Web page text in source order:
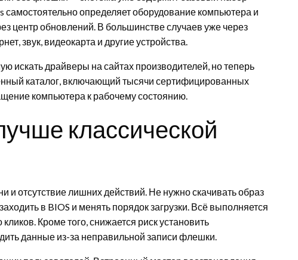
самостоятельно определяет оборудование компьютера и
центр обновлений. В большинстве случаев уже через
звук, видеокарта и другие устройства.
искать драйверы на сайтах производителей, но теперь
каталог, включающий тысячи сертифицированных
компьютера к рабочему состоянию.
классической
отсутствие лишних действий. Не нужно скачивать образ
в BIOS и менять порядок загрузки. Всё выполняется
Кроме того, снижается риск установить
данные из-за неправильной записи флешки.